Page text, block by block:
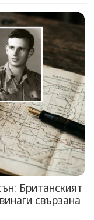
Британският
свързана